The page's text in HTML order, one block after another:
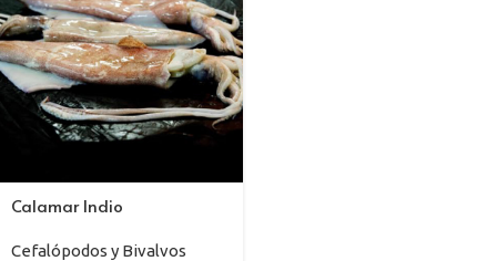
Calamar Indio
Cefalópodos y Bivalvos